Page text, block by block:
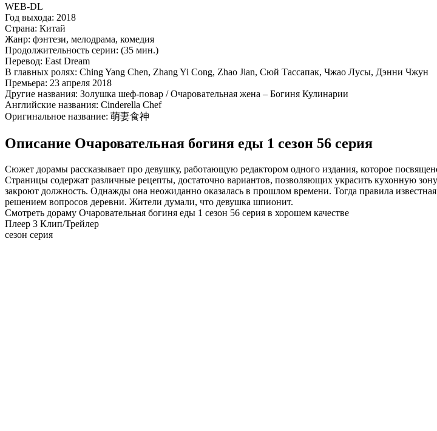
WEB-DL
Год выхода: 2018
Страна: Китай
Жанр: фэнтези, мелодрама, комедия
Продолжительность серии: (35 мин.)
Перевод: East Dream
В главных ролях: Ching Yang Chen, Zhang Yi Cong, Zhao Jian, Сюй Тассапак, Чжао Лусы, Дэнни Чжун
Премьера: 23 апреля 2018
Другие названия: Золушка шеф-повар / Очаровательная жена – Богиня Кулинарии
Английские названия: Cinderella Chef
Оригинальное название: 萌妻食神
Описание Очаровательная богиня еды 1 сезон 56 серия
Сюжет дорамы рассказывает про девушку, работающую редактором одного издания, которое
Страницы содержат различные рецепты, достаточно вариантов, позволяющих украсить кухонную
закроют должность. Однажды она неожиданно оказалась в прошлом времени. Тогда правила
решением вопросов деревни. Жители думали, что девушка шпионит.
Смотреть дораму Очаровательная богиня еды 1 сезон 56 серия в хорошем качестве
Плеер 3 Клип/Трейлер
сезон серия